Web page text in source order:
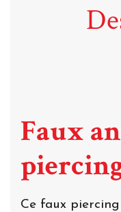
Faux
Ce faux